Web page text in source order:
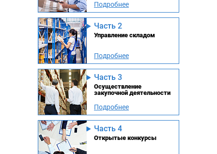
Подробнее
Часть 2
Управление складом
Подробнее
Часть 3
Осуществление
закупочной деятельности
Подробнее
Часть 4
Открытые конкурсы